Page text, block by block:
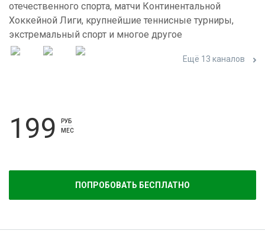
отечественного спорта, матчи Континентальной
Хоккейной Лиги, крупнейшие теннисные турниры,
экстремальный спорт и многое другое
Ещё 13 каналов
199
РУБ
МЕС
ПОПРОБОВАТЬ БЕСПЛАТНО